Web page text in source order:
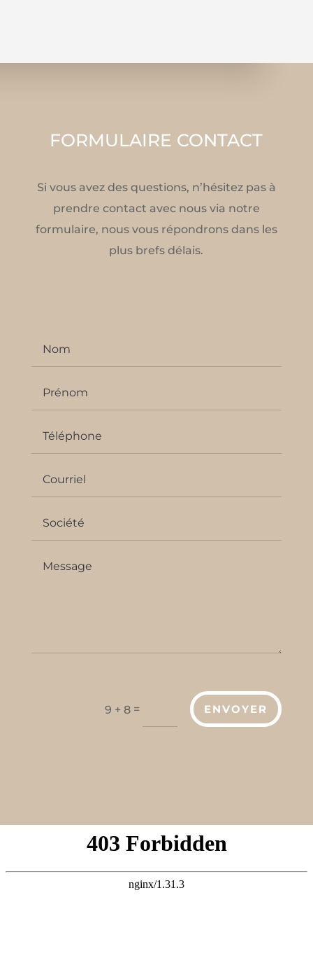
FORMULAIRE CONTACT
Si vous avez des questions, n’hésitez pas à
prendre contact avec nous via notre
formulaire, nous vous répondrons dans les
plus brefs délais.
9 + 8 = ENVOYER